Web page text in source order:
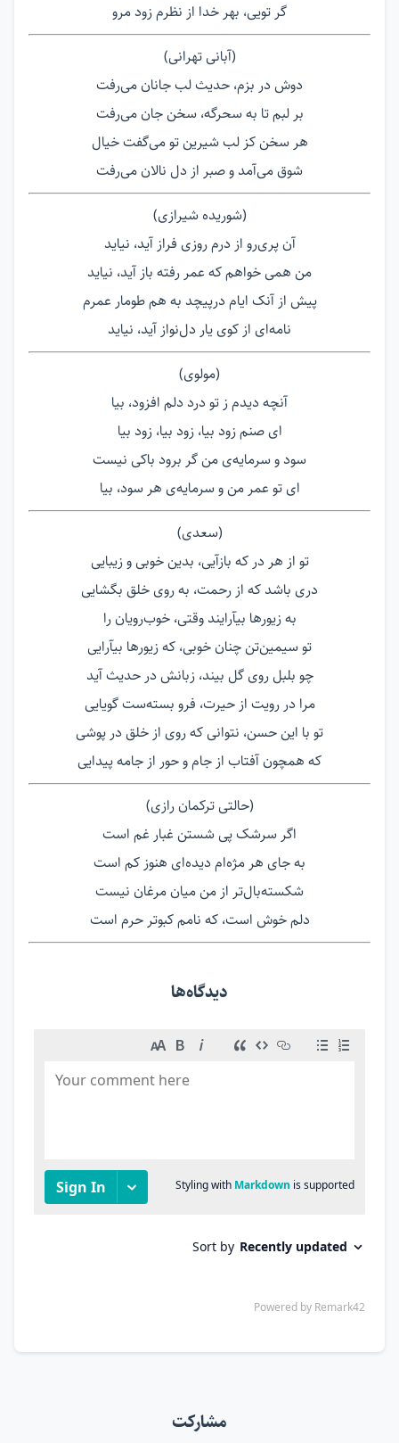
گر تویی، بهر خدا از نظرم زود مرو
(آبانی تهرانی)
دوش در بزم، حدیث لب جانان می‌رفت
بر لبم تا به سحرگه، سخن جان می‌رفت
هر سخن کز لب شیرین تو می‌گفت خیال
شوق می‌آمد و صبر از دل نالان می‌رفت
(شوریده شیرازی)
آن پری‌رو از درم روزی فراز آید، نیاید
من همی خواهم که عمر رفته باز آید، نیاید
پیش از آنک ایام درپیچد به هم طومار عمرم
نامه‌ای از کوی یار دل‌نواز آید، نیاید
(مولوی)
آنچه دیدم ز تو درد دلم افزود، بیا
ای صنم زود بیا، زود بیا، زود بیا
سود و سرمایه‌ی من گر برود باکی نیست
ای تو عمر من و سرمایه‌ی هر سود، بیا
(سعدی)
تو از هر در که بازآیی، بدین خوبی و زیبایی
دری باشد که از رحمت، به روی خلق بگشایی
به زیورها بیآرایند وقتی، خوب‌رویان را
تو سیمین‌تن چنان خوبی، که زیورها بیآرایی
چو بلبل روی گل بیند، زبانش در حدیث آید
مرا در رویت از حیرت، فرو بسته‌ست گویایی
تو با این حسن، نتوانی که روی از خلق در پوشی
که همچون آفتاب از جام و حور از جامه پیدایی
(حالتی ترکمان رازی)
اگر سرشک پی شستن غبار غم است
به جای هر مژه‌ام دیده‌ای هنوز کم است
شکسته‌بال‌تر از من میان مرغان نیست
دلم خوش است، که نامم کبوتر حرم است
دیدگاه‌ها
مشارکت